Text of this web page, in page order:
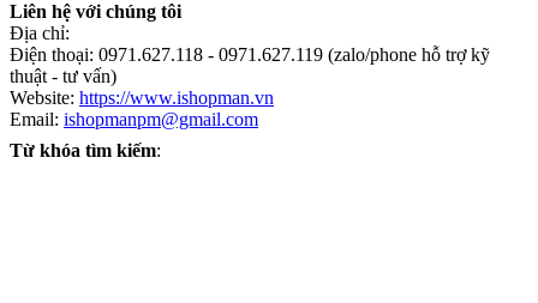
Liên hệ với chúng tôi
Địa chỉ:
Điện thoại: 0971.627.118 - 0971.627.119 (zalo/phone hỗ trợ kỹ
thuật - tư vấn)
Website: https://www.ishopman.vn
Email: ishopmanpm@gmail.com
Từ khóa tìm kiếm: